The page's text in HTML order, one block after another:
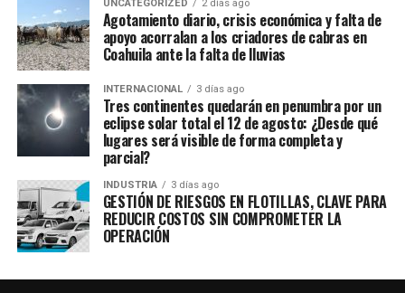
UNCATEGORIZED 2 días ago
Agotamiento diario, crisis económica y falta de
apoyo acorralan a los criadores de cabras en
Coahuila ante la falta de lluvias
INTERNACIONAL 3 días ago
Tres continentes quedarán en penumbra por un
eclipse solar total el 12 de agosto: ¿Desde qué
lugares será visible de forma completa y
parcial?
INDUSTRIA 3 días ago
GESTIÓN DE RIESGOS EN FLOTILLAS, CLAVE PARA
REDUCIR COSTOS SIN COMPROMETER LA
OPERACIÓN